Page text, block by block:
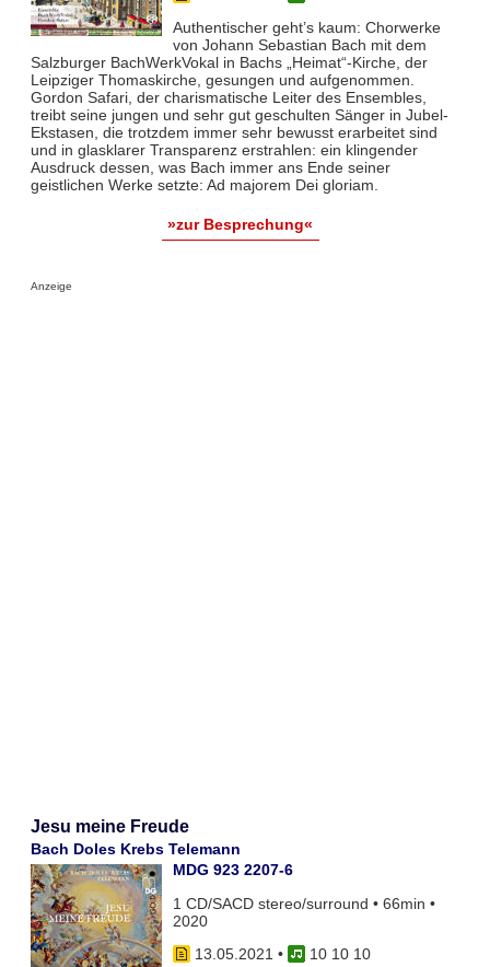
Authentischer geht’s kaum: Chorwerke
von Johann Sebastian Bach mit dem
Salzburger BachWerkVokal in Bachs „Heimat“-Kirche, der
Leipziger Thomaskirche, gesungen und aufgenommen.
Gordon Safari, der charismatische Leiter des Ensembles,
treibt seine jungen und sehr gut geschulten Sänger in Jubel-
Ekstasen, die trotzdem immer sehr bewusst erarbeitet sind
und in glasklarer Transparenz erstrahlen: ein klingender
Ausdruck dessen, was Bach immer ans Ende seiner
geistlichen Werke setzte: Ad majorem Dei gloriam.
»zur Besprechung«
Anzeige
Jesu meine Freude
Bach Doles Krebs Telemann
MDG 923 2207-6
1 CD/SACD stereo/surround • 66min •
2020
13.05.2021 •
10 10 10